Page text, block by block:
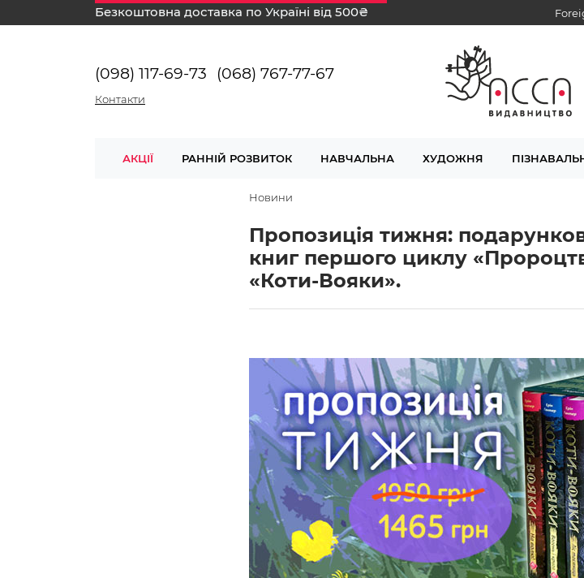
Безкоштовна доставка по Україні від 500₴
(098) 117-69-73 (068) 767-77-67
Контакти
АКЦІЇ РАННІЙ РОЗВИТОК НАВЧАЛЬНА ХУДОЖНЯ
Новини
Пропозиція тижня:
книг першого циклу
«Коти-Вояки».